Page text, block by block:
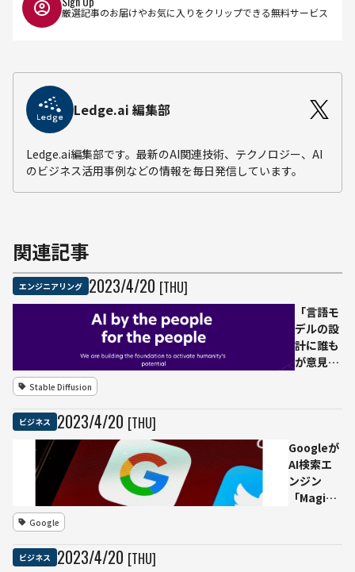
厳選記事のお届けやお気に入りをクリップできる無料サービス
Ledge.ai 編集部
Ledge.ai編集部です。最新のAI関連技術、テクノロジー、AI
のビジネス活用事例などの情報を毎日発信しています。
関連記事
エンジニアリング 2023/4/20 [THU]
「言語モ
デルの設
計に誰も
が意見で
模言語モ
デルを発
表
Stable Diffusion
ビジネス 2023/4/20 [THU]
Googleが
AI検索エ
ンジン
「Magi」
Google
ビジネス 2023/4/20 [THU]